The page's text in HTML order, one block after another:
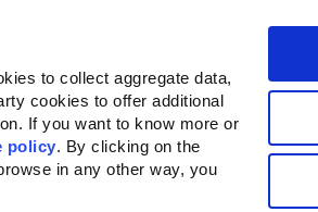
to collect aggregate data,
cookies to offer additional
If you want to know more or
policy. By clicking on the
in any other way, you
Chi siamo Dove acquistare